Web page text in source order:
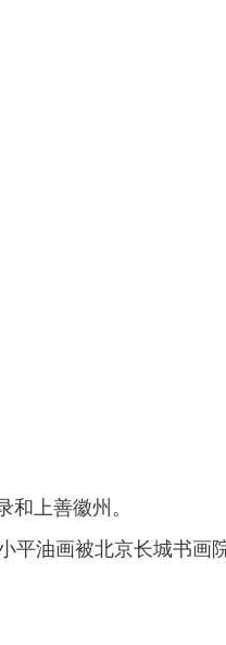
上善徽州。
平油画被北京长城书画